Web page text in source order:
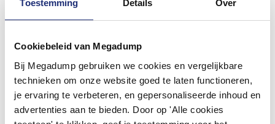
Toestemming Details Over
Cookiebeleid van Megadump
Bij Megadump gebruiken we cookies en vergelijkbare
technieken om onze website goed te laten functioneren,
je ervaring te verbeteren, en gepersonaliseerde inhoud en
advertenties aan te bieden. Door op 'Alle cookies
#mijndroombadkamer
Wij geloven in de kracht van delen. Deel jouw
en tag @megadumpnl. Samen bouwen we een
inspirerende omgeving vol met unieke
badkamerstijlen. Doe je mee?